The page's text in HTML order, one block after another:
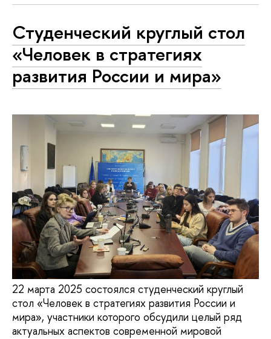
Студенческий круглый стол
«Человек в стратегиях
развития России и мира»
22 марта 2025 состоялся студенческий круглый
стол «Человек в стратегиях развития России и
мира», участники которого обсудили целый ряд
актуальных аспектов современной мировой